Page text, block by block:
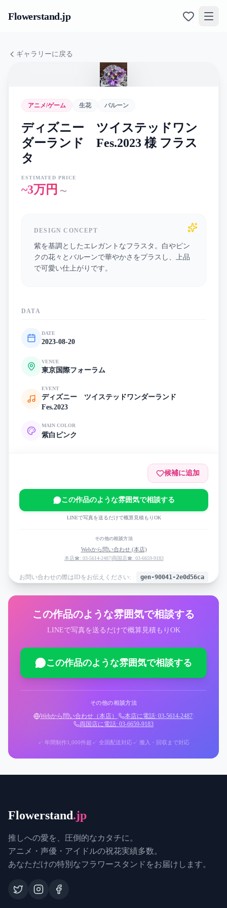
Flowerstand.jp
ギャラリーに戻る
アニメ/ゲーム 生花 バルーン
ディズニー ツイステッドワン
ダーランド Fes.2023 様 フラス
タ
ESTIMATED PRICE
~3万円 〜
DESIGN CONCEPT
紫を基調としたエレガントなフラスタ。白やピン
クの花々とバルーンで華やかさをプラスし、上品
で可愛い仕上がりです。
DATA
DATE
2023-08-20
VENUE
東京国際フォーラム
EVENT
ディズニー ツイステッドワンダーランド
Fes.2023
MAIN COLOR
紫白 ピンク
候補に追加
この作品のような雰囲気で相談する
LINEで写真を送るだけで概算見積もりOK
その他の相談方法
Webから問い合わせ (本店)
本店☎: 03-5614-2487|両国店☎: 03-6659-9183
お問い合わせの際はIDをお伝えください: gen-90041-2e0d56ca
この作品のような雰囲気で相談する
LINEで写真を送るだけで概算見積もりOK
この作品のような雰囲気で相談する
その他の相談方法
Webから問い合わせ（本店） 本店に電話: 03-5614-2487
両国店に電話: 03-6659-9183
✓ 年間制作1,000件超 ✓ 全国配送対応 ✓ 搬入・回収まで対応
Flowerstand.jp
推しへの愛を、圧倒的なカタチに。
アニメ・声優・アイドルの祝花実績多数。
あなただけの特別なフラワースタンドをお届けします。